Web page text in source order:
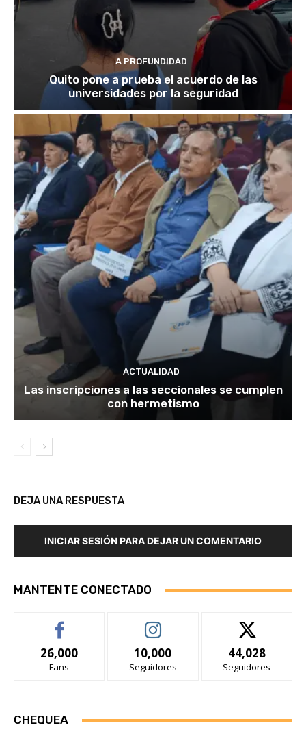
A PROFUNDIDAD
Quito pone a prueba el acuerdo de las
universidades por la seguridad
ACTUALIDAD
Las inscripciones a las seccionales se cumplen
con hermetismo
DEJA UNA RESPUESTA
INICIAR SESIÓN PARA DEJAR UN COMENTARIO
MANTENTE CONECTADO
26,000
Fans
10,000
Seguidores
44,028
Seguidores
CHEQUEA